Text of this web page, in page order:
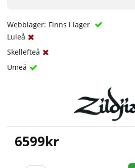
Webblager: Finns i lager
Luleå
Skellefteå
Umeå
6599kr